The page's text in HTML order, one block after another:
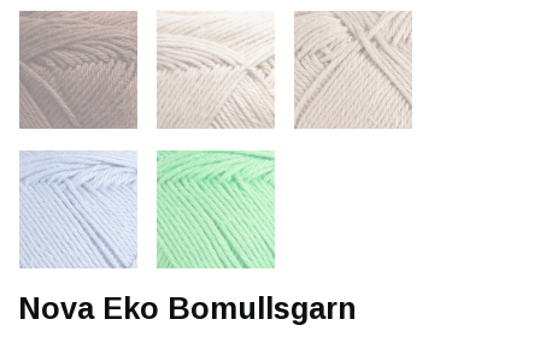
Nova Eko Bomullsgarn